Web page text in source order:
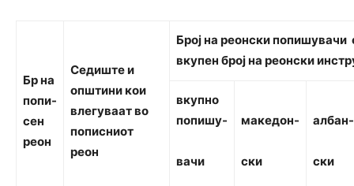
Брна
попи-
сен
реон
Седиштеи
општини кои
влегуваат во
пописниот
реон
Број на реонски
вкупен број на реонски
вкупно
попишу-
вачи
македон-
ски
албан-
ски